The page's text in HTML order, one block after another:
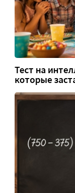
Тест на
которые